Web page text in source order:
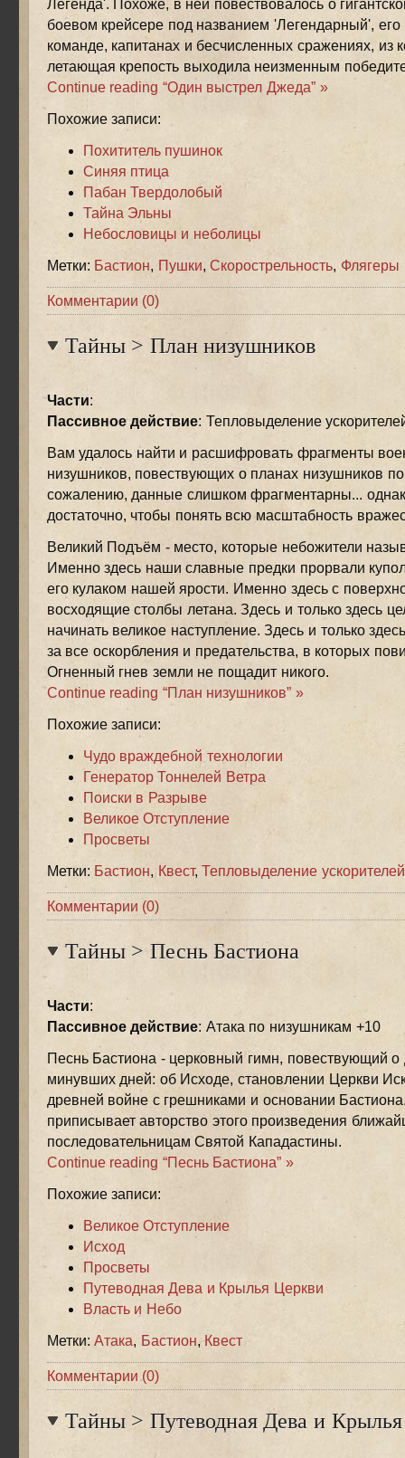
Легенда'. Похоже, в ней повествовалось о
боевом крейсере под названием 'Легендарный', его
команде, капитанах и бесчисленных сражениях, из
летающая крепость выходила неизменным
Continue reading “Один выстрел Джеда” »
Похожие записи:
Похититель пушинок
Синяя птица
Пабан Твердолобый
Тайна Эльны
Небословицы и неболицы
Метки: Бастион, Пушки,Скорострельность, Флягеры
Комментарии (0)
Тайны> План низушников
Части:
Пассивное действие: Тепловыделение
Вам удалось найти и расшифровать фрагменты
низушников, повествующих о планах низушников
сожалению, данные слишком фрагментарны...
достаточно, чтобы понять всю масштабность
Великий Подъём - место, которые небожители
Именно здесь наши славные предки прорвали
его кулаком нашей ярости. Именно здесь с
восходящие столбы летана. Здесь и только здесь
начинать великое наступление. Здесь и только
за все оскорбления и предательства, в которых
Огненный гнев земли не пощадит никого.
Continue reading “План низушников” »
Похожие записи:
Чудо враждебной технологии
Генератор Тоннелей Ветра
Поиски в Разрыве
Великое Отступление
Просветы
Метки: Бастион, Квест,Тепловыделение ускорителей
Комментарии (0)
Тайны> Песнь Бастиона
Части:
Пассивное действие: Атака по низушникам +10
Песнь Бастиона - церковный гимн, повествующий о
минувших дней: об Исходе, становлении Церкви
древней войне с грешниками и основании
приписывает авторство этого произведения
последовательницам Святой Кападастины.
Continue reading “Песнь Бастиона” »
Похожие записи:
Великое Отступление
Исход
Просветы
Путеводная Дева и Крылья Церкви
Власть и Небо
Метки:Атака, Бастион,Квест
Комментарии (0)
Тайны> Путеводная Дева и